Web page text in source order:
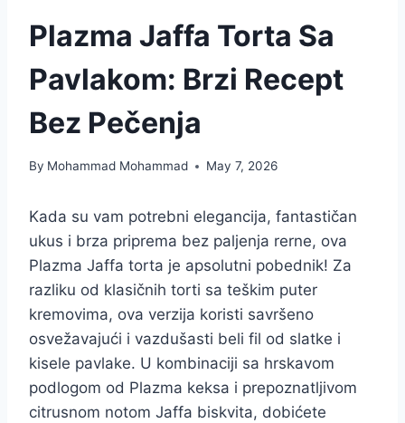
Plazma Jaffa Torta Sa
Pavlakom: Brzi Recept
Bez Pečenja
By Mohammad Mohammad May 7, 2026
Kada su vam potrebni elegancija, fantastičan
ukus i brza priprema bez paljenja rerne, ova
Plazma Jaffa torta je apsolutni pobednik! Za
razliku od klasičnih torti sa teškim puter
kremovima, ova verzija koristi savršeno
osvežavajući i vazdušasti beli fil od slatke i
kisele pavlake. U kombinaciji sa hrskavom
podlogom od Plazma keksa i prepoznatljivom
citrusnom notom Jaffa biskvita, dobićete